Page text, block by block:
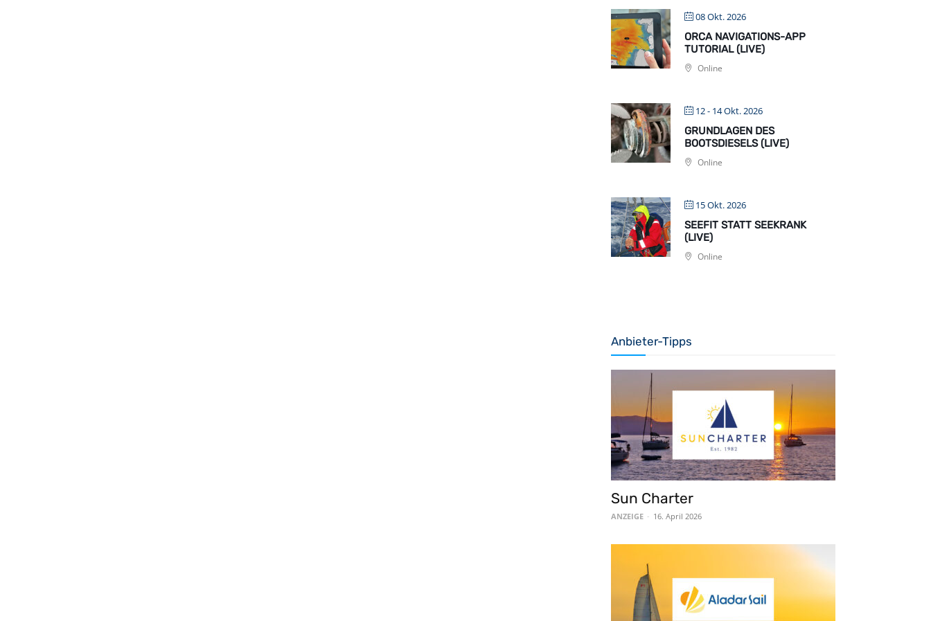
08 Okt. 2026
ORCA NAVIGATIONS-APP
TUTORIAL (LIVE)
Online
12 - 14 Okt. 2026
GRUNDLAGEN DES
BOOTSDIESELS (LIVE)
Online
15 Okt. 2026
SEEFIT STATT SEEKRANK
(LIVE)
Online
Anbieter-Tipps
Sun Charter
ANZEIGE - 16. April 2026